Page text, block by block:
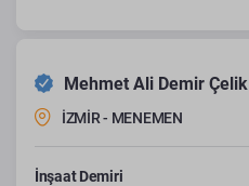
Mehmet Ali Demir Çelik
İZMİR - MENEMEN
İnşaat Demiri